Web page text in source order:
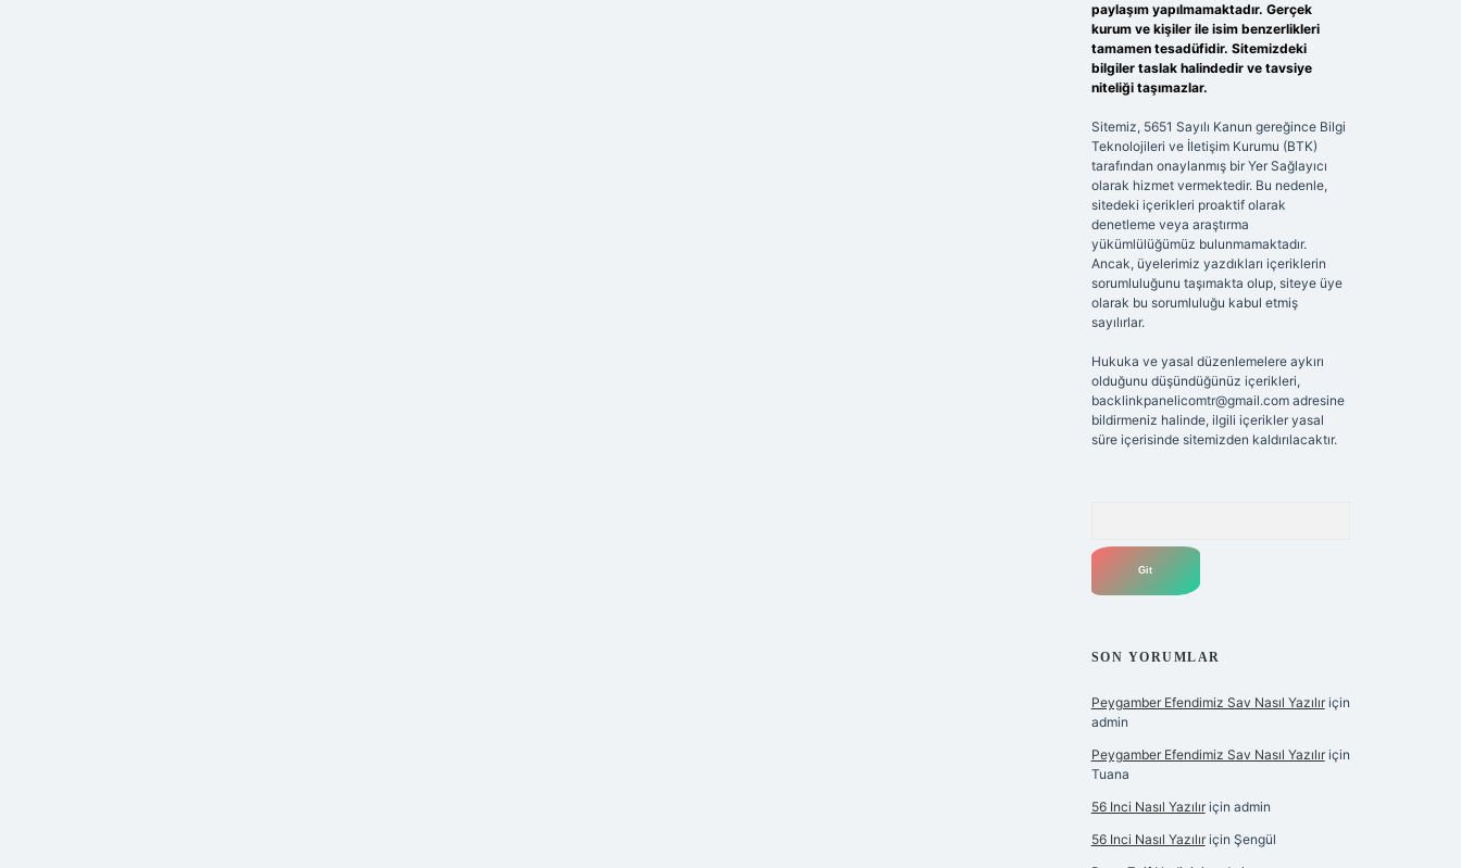
paylaşım yapılmamaktadır. Gerçek
kurum ve kişiler ile isim benzerlikleri
tamamen tesadüfidir. Sitemizdeki
bilgiler taslak halindedir ve tavsiye
niteliği taşımazlar.
Sitemiz, 5651 Sayılı Kanun gereğince Bilgi
Teknolojileri ve İletişim Kurumu (BTK)
tarafından onaylanmış bir Yer Sağlayıcı
olarak hizmet vermektedir. Bu nedenle,
sitedeki içerikleri proaktif olarak
denetleme veya araştırma
yükümlülüğümüz bulunmamaktadır.
Ancak, üyelerimiz yazdıkları içeriklerin
sorumluluğunu taşımakta olup, siteye üye
olarak bu sorumluluğu kabul etmiş
sayılırlar.
Hukuka ve yasal düzenlemelere aykırı
olduğunu düşündüğünüz içerikleri,
backlinkpanelicomtr@gmail.comadresine
bildirmeniz halinde, ilgili içerikler yasal
süre içerisinde sitemizden kaldırılacaktır.
SON YORUMLAR
Peygamber Efendimiz Sav Nasıl Yazılıriçin
admin
Peygamber Efendimiz Sav Nasıl Yazılıriçin
Tuana
56 Inci Nasıl Yazılıriçin admin
56 Inci Nasıl Yazılıriçin Şengül